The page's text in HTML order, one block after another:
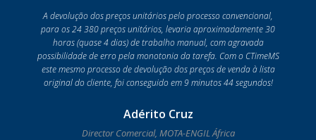
A devolução dos preços unitários pelo processo convencional,
para os 24 380 preços unitários, levaria aproximadamente 30
horas (quase 4 dias) de trabalho manual, com agravada
possibilidade de erro pela monotonia da tarefa. Com o CTimeMS
este mesmo processo de devolução dos preços de venda à lista
original do cliente, foi conseguido em 9 minutos 44 segundos!
Adérito Cruz
Director Comercial, MOTA-ENGIL África